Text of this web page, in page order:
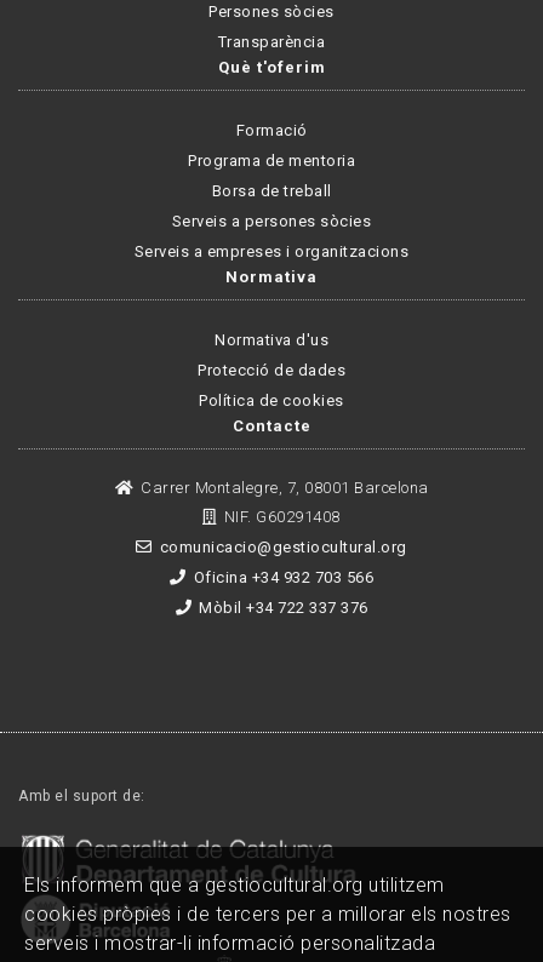
Persones sòcies
Transparència
Què t'oferim
Formació
Programa de mentoria
Borsa de treball
Serveis a persones sòcies
Serveis a empreses i organitzacions
Normativa
Normativa d'us
Protecció de dades
Política de cookies
Contacte
Carrer Montalegre, 7, 08001 Barcelona
NIF. G60291408
comunicacio@gestiocultural.org
Oficina +34 932 703 566
Mòbil +34 722 337 376
Amb el suport de:
Els informem que a gestiocultural.org utilitzem
cookies pròpies i de tercers per a millorar els nostres
serveis i mostrar-li informació personalitzada